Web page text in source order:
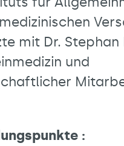
mit Dr. Stephan
und
: